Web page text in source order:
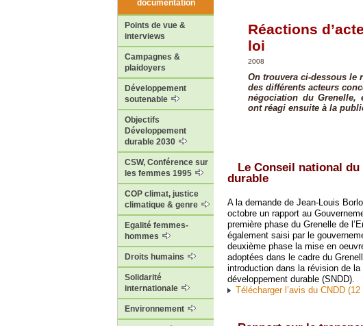
documentation
Points de vue &
interviews
Campagnes &
plaidoyers
Développement
soutenable
Objectifs
Développement
durable 2030
CSW, Conférence sur
les femmes 1995
COP climat, justice
climatique & genre
Egalité femmes-
hommes
Droits humains
Solidarité
internationale
Environnement
Réactions
loi
2008
On trouvera ci-dessous le
des différents acteurs
négociation du Grenelle,
ont réagi ensuite à la
Le Conseil national
durable
A la demande de Jean-Louis
octobre un rapport au
première phase du Grenelle de
également saisi par le
deuxième phase la mise en
adoptées dans le cadre du
introduction dans la révision de
développement durable (SNDD).
Télécharger l’avis du CNDD (12